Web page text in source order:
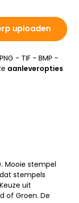
Mooie stempel
stempels
uit
of Groen. De
uploaden
- TIF - BMP -
aanleveropties